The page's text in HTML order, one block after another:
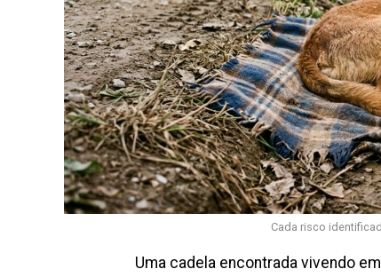
Cada risco
Uma cadela encontrada vivendo